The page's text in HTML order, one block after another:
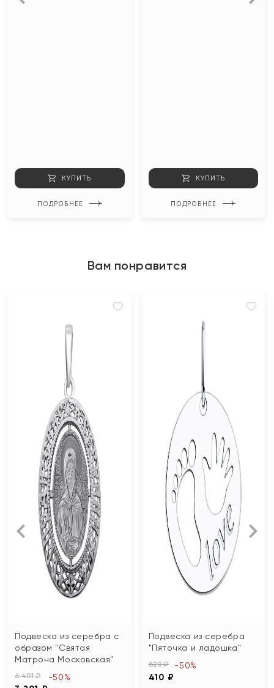
КУПИТЬ
ПОДРОБНЕЕ
КУПИТЬ
ПОДРОБНЕЕ
Вам понравится
Подвеска из серебра с
образом "Святая
Матрона Московская"
6 401 ₽ -50%
Подвеска из серебра
"Пяточка и ладошка"
820 ₽
410 ₽
-50%